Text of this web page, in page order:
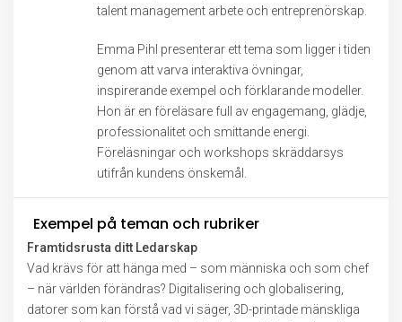
talent management arbete och entreprenörskap.
Emma Pihl presenterar ett tema som ligger i tiden
genom att varva interaktiva övningar,
inspirerande exempel och förklarande modeller.
Hon är en föreläsare full av engagemang, glädje,
professionalitet och smittande energi.
Föreläsningar och workshops skräddarsys
utifrån kundens önskemål.
Exempel på teman och rubriker
Framtidsrusta ditt Ledarskap
Vad krävs för att hänga med – som människa och som chef
– när världen förändras? Digitalisering och globalisering,
datorer som kan förstå vad vi säger, 3D-printade mänskliga